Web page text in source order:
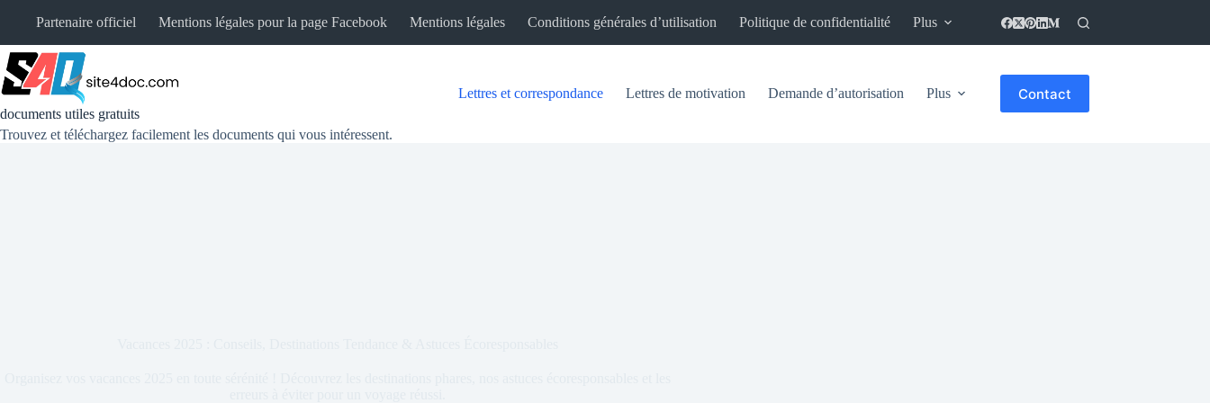
Partenaire officiel Mentions légales pour la page Facebook Mentions légales Conditions générales d’utilisation Politique de confidentialité Plus
documents utiles gratuits
Trouvez et téléchargez facilement les documents qui vous intéressent.
Lettres et correspondance Lettres de motivation Demande d’autorisation Plus Contact